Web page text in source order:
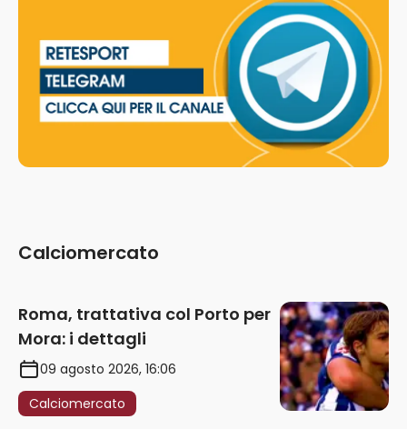
Calciomercato
Roma, trattativa col Porto per
Mora: i dettagli
09 agosto 2026, 16:06
Calciomercato